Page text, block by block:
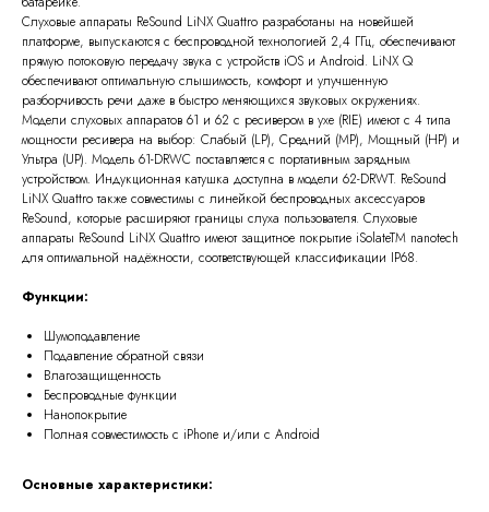
Слуховые аппараты ReSound LiNX Quattro разработаны на новейшей
платформе, выпускаются с беспроводной технологией 2,4 ГГц, обеспечивают
прямую потоковую передачу звука с устройств iOS и Android. LiNX Q
обеспечивают оптимальную слышимость, комфорт и улучшенную
разборчивость речи даже в быстро меняющихся звуковых окружениях.
Модели слуховых аппаратов 61 и 62 с ресивером в ухе (RIE) имеют с 4 типа
мощности ресивера на выбор: Слабый (LP), Средний (MP), Мощный (HP) и
Ультра (UP). Модель 61-DRWC поставляется с портативным зарядным
устройством. Индукционная катушка доступна в модели 62-DRWT. ReSound
LiNX Quattro также совместимы с линейкой беспроводных аксессуаров
ReSound, которые расширяют границы слуха пользователя. Слуховые
аппараты ReSound LiNX Quattro имеют защитное покрытие iSolateTM nanotech
для оптимальной надёжности, соответствующей классификации IP68.
Функции:
Шумоподавление
Подавление обратной связи
Влагозащищенность
Беспроводные функции
Нанопокрытие
Полная совместимость с iPhone и/или с Android
Основные характеристики: